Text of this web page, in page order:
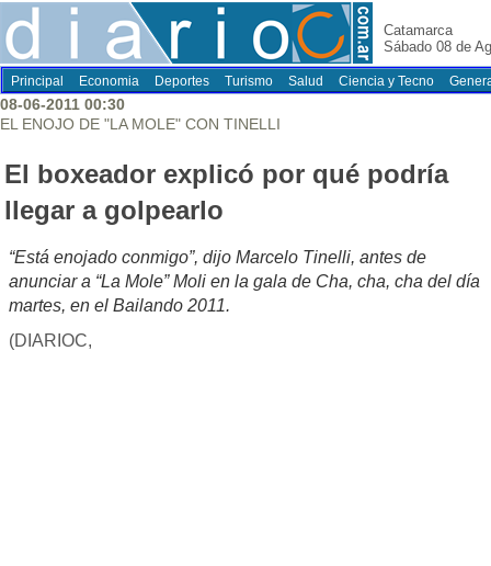
Catamarca
Sábado 08 de
Principal Economia Deportes Turismo Salud Ciencia y Tecno
08-06-2011 00:30
EL ENOJO DE "LA MOLE" CON TINELLI
El boxeador explicó por qué podría
llegar a golpearlo
“Está enojado conmigo”, dijo Marcelo Tinelli, antes de
anunciar a “La Mole” Moli en la gala de Cha, cha, cha del día
martes, en el Bailando 2011.
(DIARIOC,